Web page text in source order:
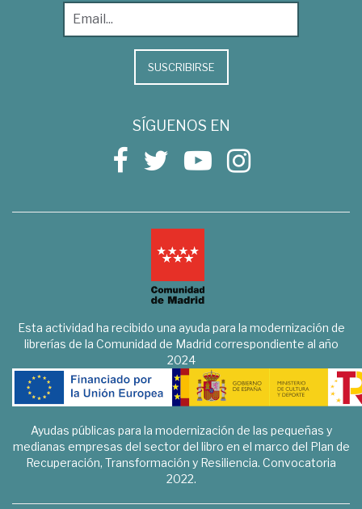
SUSCRIBIRSE
SÍGUENOS EN
Esta actividad ha recibido una ayuda para la modernización de
librerías de la Comunidad de Madrid correspondiente al año
2024
Ayudas públicas para la modernización de las pequeñas y
medianas empresas del sector del libro en el marco del Plan de
Recuperación, Transformación y Resiliencia. Convocatoria
2022.